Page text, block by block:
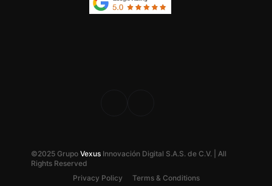
©2025 Grupo Vexus Innovación Digital S.A.S. de C.V. | All
Rights Reserved
Privacy Policy
Terms & Conditions